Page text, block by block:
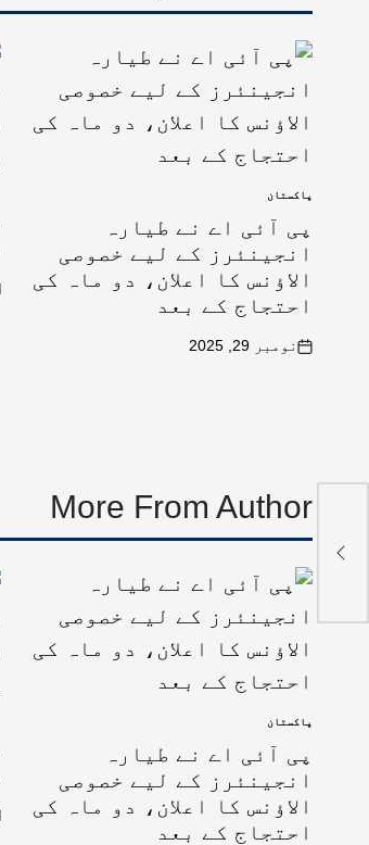
پاکستان
پی آئی اے نے طیارہ
انجینئرز کے لیے خصوصی
الاؤنس کا اعلان، دو ماہ کی
احتجاج کے بعد
نومبر 29, 2025
More From Author
پاکستان
پی آئی اے نے طیارہ
انجینئرز کے لیے خصوصی
الاؤنس کا اعلان، دو ماہ کی
احتجاج کے بعد